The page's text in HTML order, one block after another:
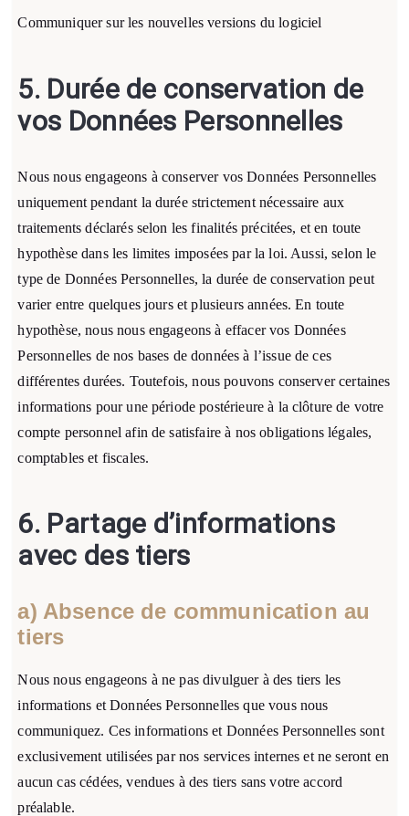
Communiquer sur les nouvelles versions du logiciel
5. Durée de conservation de
vos Données Personnelles
Nous nous engageons à conserver vos Données Personnelles
uniquement pendant la durée strictement nécessaire aux
traitements déclarés selon les finalités précitées, et en toute
hypothèse dans les limites imposées par la loi. Aussi, selon le
type de Données Personnelles, la durée de conservation peut
varier entre quelques jours et plusieurs années. En toute
hypothèse, nous nous engageons à effacer vos Données
Personnelles de nos bases de données à l’issue de ces
différentes durées. Toutefois, nous pouvons conserver certaines
informations pour une période postérieure à la clôture de votre
compte personnel afin de satisfaire à nos obligations légales,
comptables et fiscales.
6. Partage d’informations
avec des tiers
a) Absence de communication au
tiers
Nous nous engageons à ne pas divulguer à des tiers les
informations et Données Personnelles que vous nous
communiquez. Ces informations et Données Personnelles sont
exclusivement utilisées par nos services internes et ne seront en
aucun cas cédées, vendues à des tiers sans votre accord
préalable.